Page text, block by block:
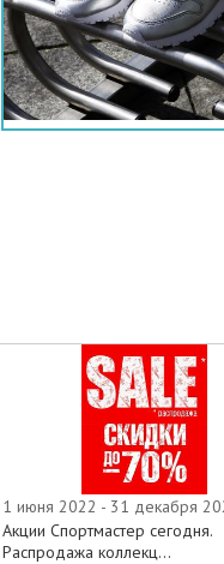
1 июня 2022 - 31 декабря
Акции Спортмастер сегодня.
Распродажа коллекц...